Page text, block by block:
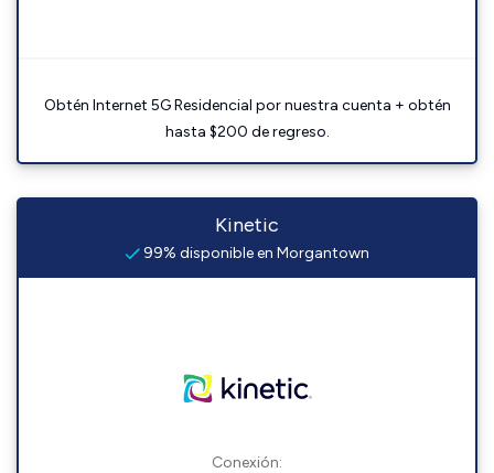
Obtén Internet 5G Residencial por nuestra cuenta + obtén
hasta $200 de regreso.
Kinetic
99% disponible en Morgantown
Conexión: